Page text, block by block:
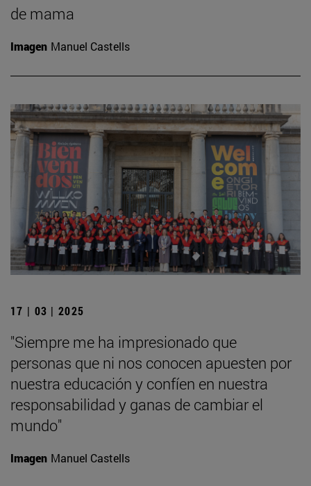
de mama
Imagen Manuel Castells
17 | 03 | 2025
"Siempre me ha impresionado que
personas que ni nos conocen apuesten por
nuestra educación y confíen en nuestra
responsabilidad y ganas de cambiar el
mundo"
Imagen Manuel Castells